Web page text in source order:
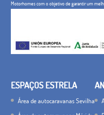
Motorhomes com o objetivo de garantir um
ESPAÇOS ESTRELA
Área de autocaravanas Sevilha